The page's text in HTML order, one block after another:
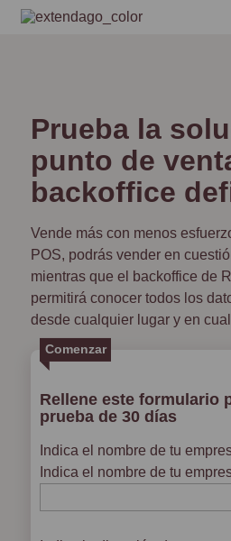
Prueba la
punto de
backoffice
Vende más con menos
POS, podrás vender en
mientras que el backoffice de
permitirá conocer todos los
desde cualquier lugar y en
Comenzar
Rellene este formulario
prueba de 30 días
Indica el nombre de tu
Indica el nombre de tu